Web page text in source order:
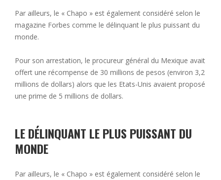
Par ailleurs, le « Chapo » est également considéré selon le
magazine Forbes comme le délinquant le plus puissant du
monde.
Pour son arrestation, le procureur général du Mexique avait
offert une récompense de 30 millions de pesos (environ 3,2
millions de dollars) alors que les Etats-Unis avaient proposé
une prime de 5 millions de dollars.
LE DÉLINQUANT LE PLUS PUISSANT DU
MONDE
Par ailleurs, le « Chapo » est également considéré selon le